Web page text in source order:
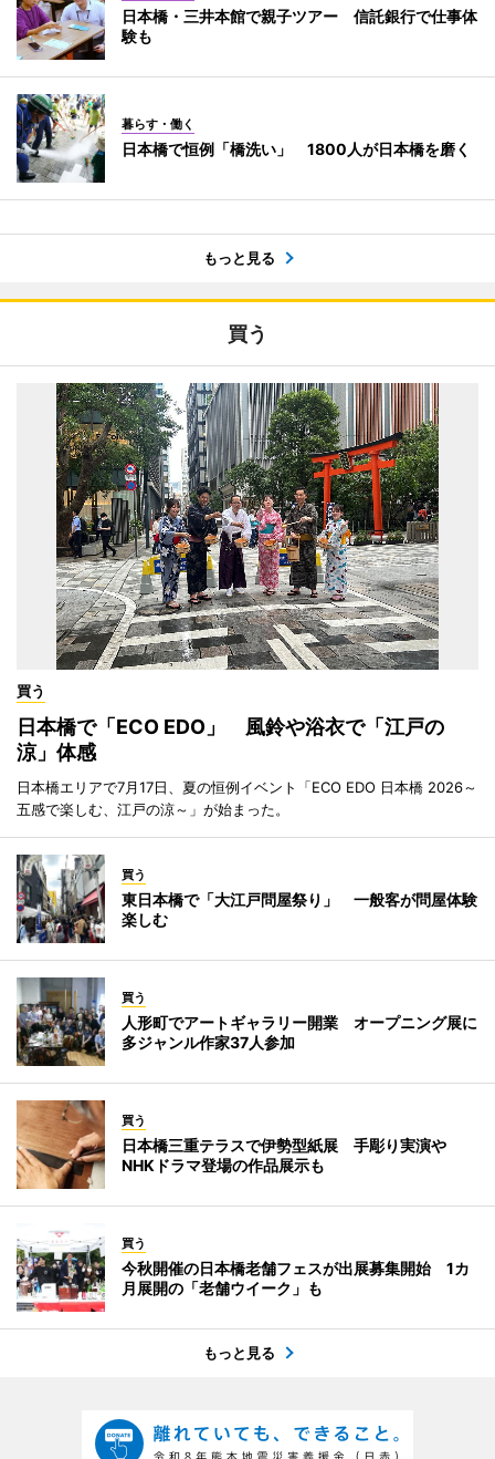
日本橋・三井本館で親子ツアー 信託銀行で仕事体
験も
暮らす・働く
日本橋で恒例「橋洗い」 1800人が日本橋を磨く
もっと見る
買う
買う
日本橋で「ECO EDO」 風鈴や浴衣で「江戸の
涼」体感
日本橋エリアで7月17日、夏の恒例イベント「ECO EDO 日本橋 2026～
五感で楽しむ、江戸の涼～」が始まった。
買う
東日本橋で「大江戸問屋祭り」 一般客が問屋体験
楽しむ
買う
人形町でアートギャラリー開業 オープニング展に
多ジャンル作家37人参加
買う
日本橋三重テラスで伊勢型紙展 手彫り実演や
NHKドラマ登場の作品展示も
買う
今秋開催の日本橋老舗フェスが出展募集開始 1カ
月展開の「老舗ウイーク」も
もっと見る